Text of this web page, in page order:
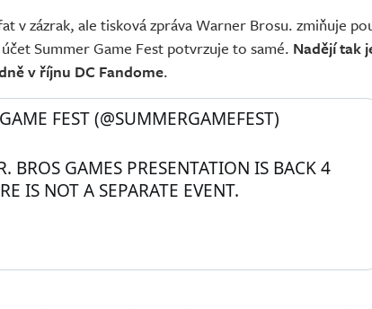
v zázrak, ale tisková zpráva Warner Brosu. zmiňuje
Summer Game Fest potvrzuje to samé. Nadějí tak
v říjnu DC Fandome.
BROS GAMES PRESENTATION IS BACK 4
IS NOT A SEPARATE EVENT.
FEST (@SUMMERGAMEFEST)